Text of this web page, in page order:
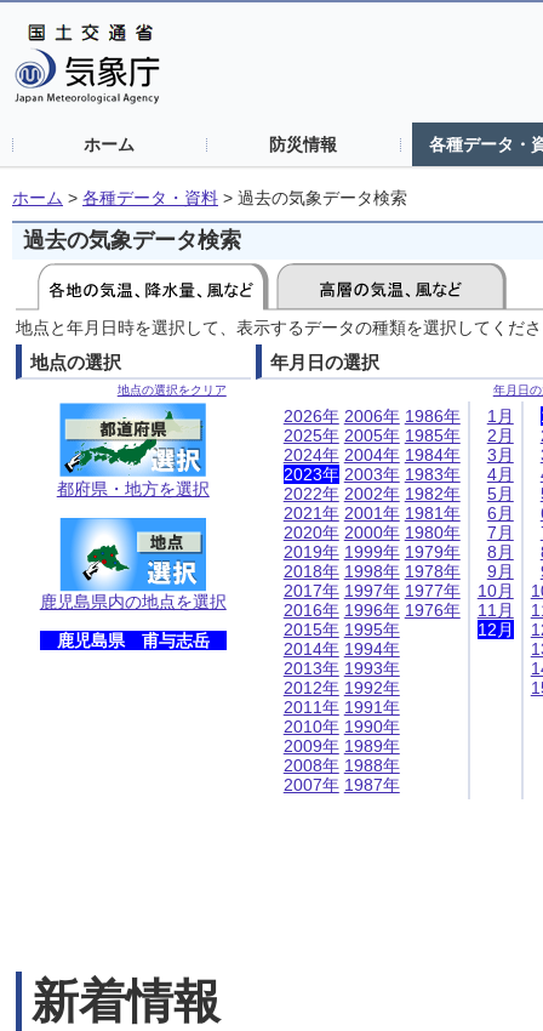
ホーム 防災情報 各種データ・
ホーム > 各種データ・資料 > 過去の気象データ検索
過去の気象データ検索
地点と年月日時を選択して、表示するデータの種類を選択してくだ
地点の選択
地点の選択をクリア
都府県・地方を選択
鹿児島県内の地点を選択
鹿児島県 甫与志岳
年月日の選択
年月日
2026年
2025年
2024年
2023年
2022年
2021年
2020年
2019年
2018年
2017年
2016年
2015年
2014年
2013年
2012年
2011年
2010年
2009年
2008年
2007年
2006年
2005年
2004年
2003年
2002年
2001年
2000年
1999年
1998年
1997年
1996年
1995年
1994年
1993年
1992年
1991年
1990年
1989年
1988年
1987年
1986年
1985年
1984年
1983年
1982年
1981年
1980年
1979年
1978年
1977年
1976年
1月
2月
3月
4月
5月
6月
7月
8月
9月
10月
11月
12月
新着情報